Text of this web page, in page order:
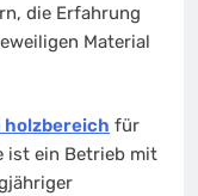
die Erfahrung
Material
für
ist ein Betrieb mit